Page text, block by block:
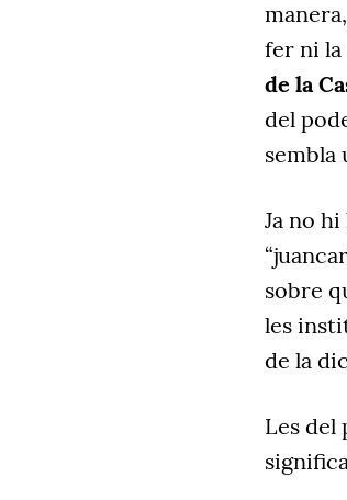
fer ni la
de la
del
sembla
Ja no
sobre
les
de la
Les del